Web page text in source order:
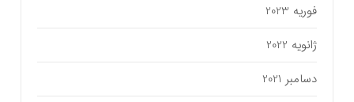
فوریه 2023
ژانویه 2022
دسامبر 2021